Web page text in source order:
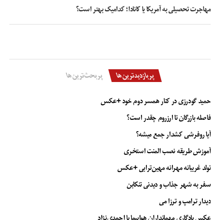
نیروی کار خود را تأمین کند.
مشاغل واجد شرایط است. از راننده کامیون گرفته تا پرستار و دستیاران آموزش! امسال
هم شاهد برنامه قرعه کشی مخصوص مشاغل واجد شرایط از طریق اکسپرس اینتری
خواهیم بود. کانادا سال گذشته تغیییراتی در قانون مهاجرت ایجاد کرد تا به راحتی
بررسی روشهای اقامت دائم کانادا: ۲. برنامه نامزد استانی
منطقه‌ای) از بیش از ۱۰۵۰۰۰ متقاضی استقبال کند. از بریتیش کلمبیا در غرب گرفته
تا استان‌های نزدیک به اقیانوس اطلس نوا اسکوشیا، نیوبرانزویک، نیوفاندلند و جزیره
پرسن ادوارد و خیلی از نقاط دیگر که منتظر مهاجران هستند. هر یک از برنامه‌های
دارند. متقاضیان باید از فهرست‌ها و جریان‌های مشاغل هدف مشورت بگیرند، زیرا
مهاجرت تحصیلی به آمریکا یا کانادا؛ کدامیک بهتر است؟
پربازدیدترین‌ها پربحث‌ترین‌ها
حمید گودرزی در کنار همسر دوم خود +عکس
فاصله بازرگان تا ارزروم چقدر است؟
آیا روفرشی کشدار جمع میشه؟
آموزش طریقه نصب المنت استخری
تولد غریبانه مهرانه مهین‌ترابی +عکس
سفر به شهر جذاب و دیدنی تنکابن
دیدار ترامپ و ترزا می